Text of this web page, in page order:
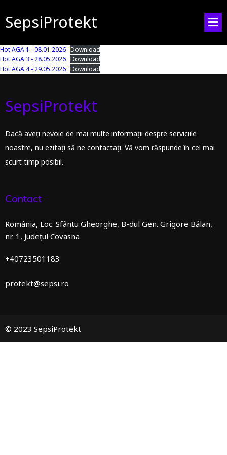
SepsiProtekt
Hot AGA 1 - 08.01.2026 Download
Hot AGA 3 - 28.05.2026 Download
Hot AGA 4 - 29.05.2026 Download
SepsiProtekt
Dacă aveți nevoie de mai multe informații despre serviciile
noastre, nu ezitați să ne contactați. Vă vom răspunde în cel mai
scurt timp posibil.
Contact
România, Loc. Sfântu Gheorghe, B-dul Gen. Grigore Bălan,
nr. 1, Județul Covasna
+40723501183
protekt@sepsi.ro
© 2023 SepsiProtekt